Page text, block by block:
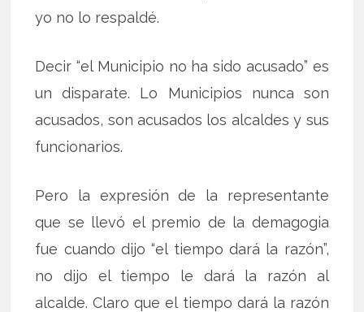
yo no lo respaldé.
Decir “el Municipio no ha sido acusado” es
un disparate. Lo Municipios nunca son
acusados, son acusados los alcaldes y sus
funcionarios.
Pero la expresión de la representante
que se llevó el premio de la demagogia
fue cuando dijo “el tiempo dará la razón”,
no dijo el tiempo le dará la razón al
alcalde. Claro que el tiempo dará la razón